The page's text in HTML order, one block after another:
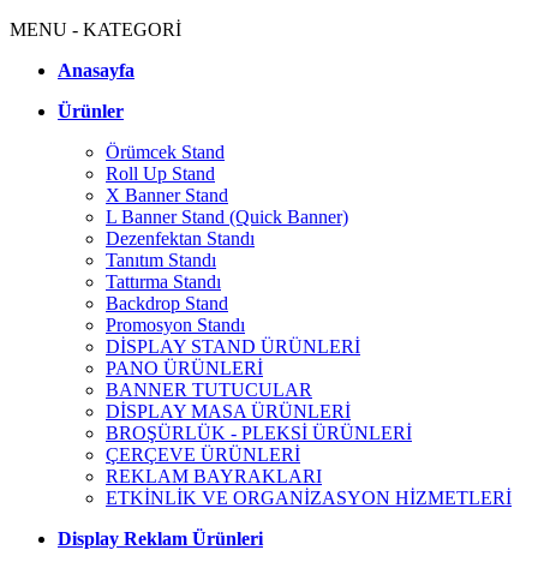
MENU - KATEGORİ
Anasayfa
Ürünler
Örümcek Stand
Roll Up Stand
X Banner Stand
L Banner Stand (Quick Banner)
Dezenfektan Standı
Tanıtım Standı
Tattırma Standı
Backdrop Stand
Promosyon Standı
DİSPLAY STAND ÜRÜNLERİ
PANO ÜRÜNLERİ
BANNER TUTUCULAR
DİSPLAY MASA ÜRÜNLERİ
BROŞÜRLÜK - PLEKSİ ÜRÜNLERİ
ÇERÇEVE ÜRÜNLERİ
REKLAM BAYRAKLARI
ETKİNLİK VE ORGANİZASYON HİZMETLERİ
Display Reklam Ürünleri